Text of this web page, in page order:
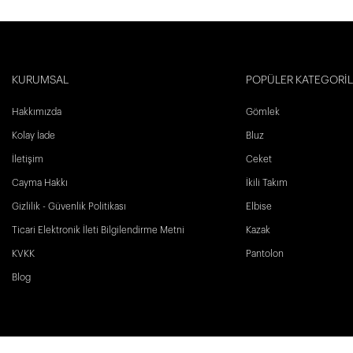
KURUMSAL
Hakkımızda
Kolay İade
İletişim
Cayma Hakkı
Gizlilik - Güvenlik Politikası
Ticari Elektronik İleti Bilgilendirme Metni
KVKK
Blog
POPÜLER
Gömlek
Bluz
Ceket
İkili Takım
Elbise
Kazak
Pantolon